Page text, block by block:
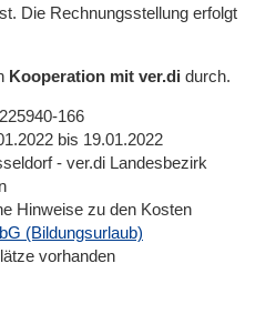
Die Rechnungsstellung erfolgt
Kooperation mit ver.di durch.
166
bis 19.01.2022
- ver.di Landesbezirk
Hinweise zu den Kosten
(Bildungsurlaub)
vorhanden